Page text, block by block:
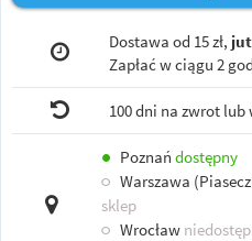
Dostawa od 15 zł,
Zapłać w ciągu 2
100 dni na zwrot lub
● Poznań dostępny
○ Warszawa
sklep
○ Wrocław